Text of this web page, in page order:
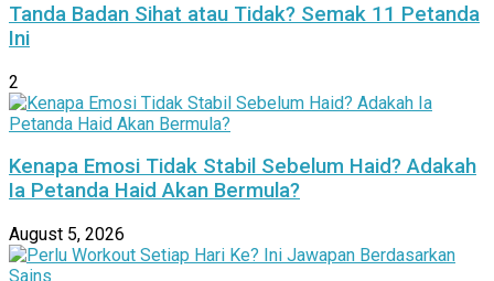
Tanda Badan Sihat atau Tidak? Semak 11 Petanda
Ini
2
Kenapa Emosi Tidak Stabil Sebelum Haid? Adakah
Ia Petanda Haid Akan Bermula?
August 5, 2026